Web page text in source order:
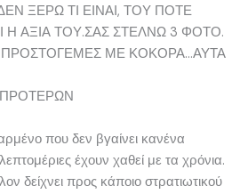
ΞΕΡΩ ΤΙ ΕΙΝΑΙ, ΤΟΥ ΠΟΤΕ
Η ΑΞΙΑ ΤΟΥ.ΣΑΣ ΣΤΕΛΝΩ 3 ΦΟΤΟ.
ΜΕ ΚΟΚΟΡΑ…ΑΥΤΑ
που δεν βγαίνει κανένα
έχουν χαθεί με τα χρόνια.
δείχνει προς κάποιο στρατιωτικού